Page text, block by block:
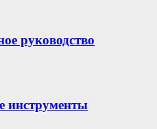
руководство
инструменты